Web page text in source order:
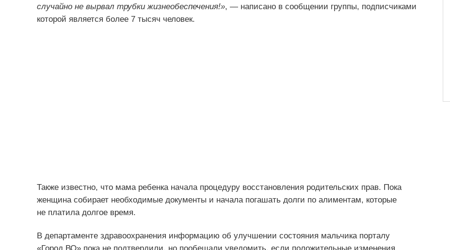
случайно не вырвал трубки жизнеобеспечения!», — написано в сообщении группы, подписчиками
которой является более 7 тысяч человек.
Также известно, что мама ребенка начала процедуру восстановления родительских прав. Пока
женщина собирает необходимые документы и начала погашать долги по алиментам, которые
не платила долгое время.
В департаменте здравоохранения информацию об улучшении состояния мальчика порталу
«Город ВО» пока не подтвердили, но пообещали уведомить, если положительные изменения